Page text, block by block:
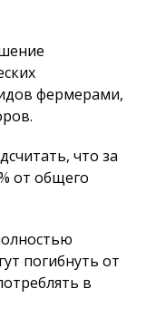
фермерами,
что за
от общего
погибнуть от
в